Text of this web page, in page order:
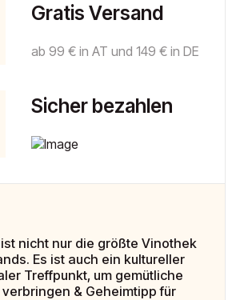
Gratis Versand
ab 99 € in AT und 149 € in DE
Sicher bezahlen
nicht nur die größte Vinothek
Es ist auch ein kultureller
Treffpunkt, um gemütliche
& Geheimtipp für